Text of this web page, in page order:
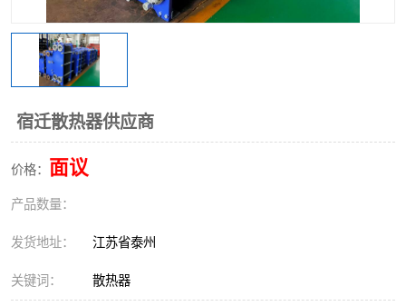
宿迁散热器供应商
价格： 面议
产品数量：
发货地址： 江苏省泰州
关键词： 散热器